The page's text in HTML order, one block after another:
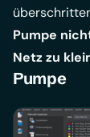
Pumpe
Netz zu
Pumpe